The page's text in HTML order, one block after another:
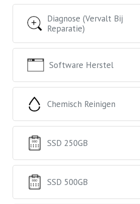
Diagnose (vervalt Bij
Reparatie)
Software Herstel
Chemisch Reinigen
SSD 250GB
SSD 500GB